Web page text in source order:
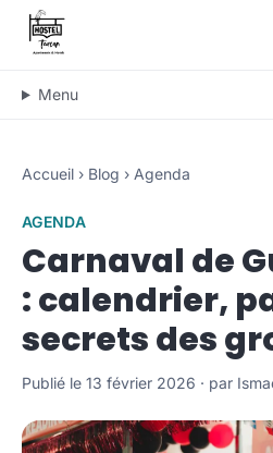
Menu
Accueil › Blog › Agenda
AGENDA
Carnaval de
: calendrier,
secrets des
Publié le 13 février 2026 · par